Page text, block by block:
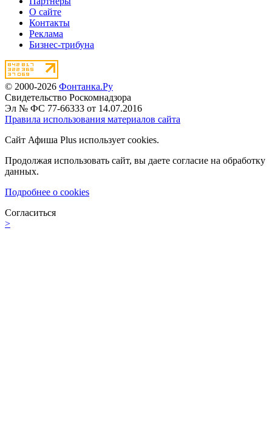
О сайте
Контакты
Реклама
Бизнес-трибуна
© 2000-2026 Фонтанка.Ру
Свидетельство Роскомнадзора
Эл № ФС 77-66333 от 14.07.2016
Правила использования материалов сайта
Сайт Афиша Plus использует cookies.
Продолжая использовать сайт, вы даете согласие на обработку
данных.
Подробнее о cookies
Согласиться
>